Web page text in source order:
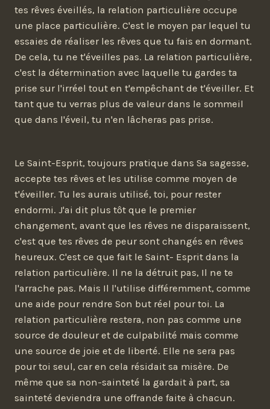
tes rêves éveillés, la relation particulière occupe
une place particulière. C'est le moyen par lequel tu
essaies de réaliser les rêves que tu fais en dormant.
De cela, tu ne t'éveilles pas. La relation particulière,
c'est la détermination avec laquelle tu gardes ta
prise sur l'irréel tout en t'empêchant de t'éveiller. Et
tant que tu verras plus de valeur dans le sommeil
que dans l'éveil, tu n'en lâcheras pas prise.
Le Saint-Esprit, toujours pratique dans Sa sagesse,
accepte tes rêves et les utilise comme moyen de
t'éveiller. Tu les aurais utilisé, toi, pour rester
endormi. J'ai dit plus tôt que le premier
changement, avant que les rêves ne disparaissent,
c'est que tes rêves de peur sont changés en rêves
heureux. C'est ce que fait le Saint- Esprit dans la
relation particulière. Il ne la détruit pas, Il ne te
l'arrache pas. Mais Il l'utilise différemment, comme
une aide pour rendre Son but réel pour toi. La
relation particulière restera, non pas comme une
source de douleur et de culpabilité mais comme
une source de joie et de liberté. Elle ne sera pas
pour toi seul, car en cela résidait sa misère. De
même que sa non-sainteté la gardait à part, sa
sainteté deviendra une offrande faite à chacun.